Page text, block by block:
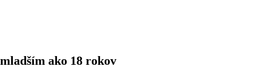
ako 18 rokov